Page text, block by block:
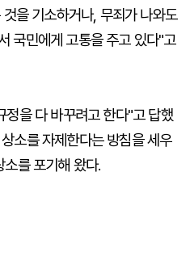
을 기소하거나, 무죄가 나와도
국민에게 고통을 주고 있다"고
정을 다 바꾸려고 한다"고 답했
소를 자제한다는 방침을 세우
를 포기해 왔다.